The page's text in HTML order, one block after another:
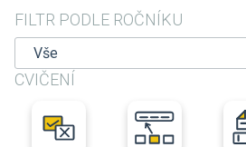
FILTR PODLE ROČNÍKU
CVIČENÍ